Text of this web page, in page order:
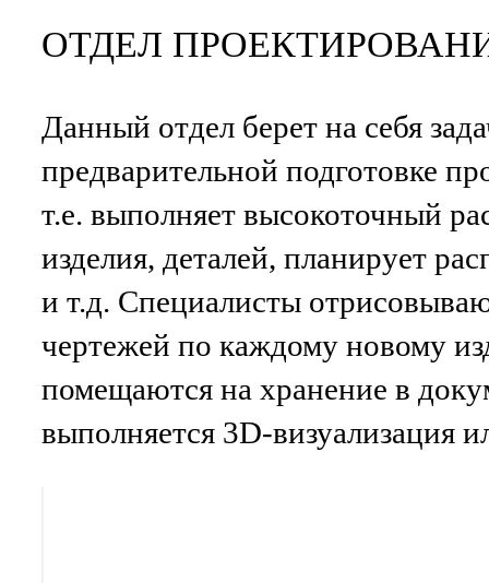
ОТДЕЛ
Данный отдел берет на себя
предварительной подготовке
т.е. выполняет высокоточный
изделия, деталей, планирует
и т.д. Специалисты
чертежей по каждому новому
помещаются на хранение в
выполняется 3D-визуализация